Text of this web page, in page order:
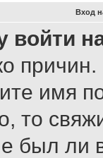
Вход
войти
имя
то
был ли